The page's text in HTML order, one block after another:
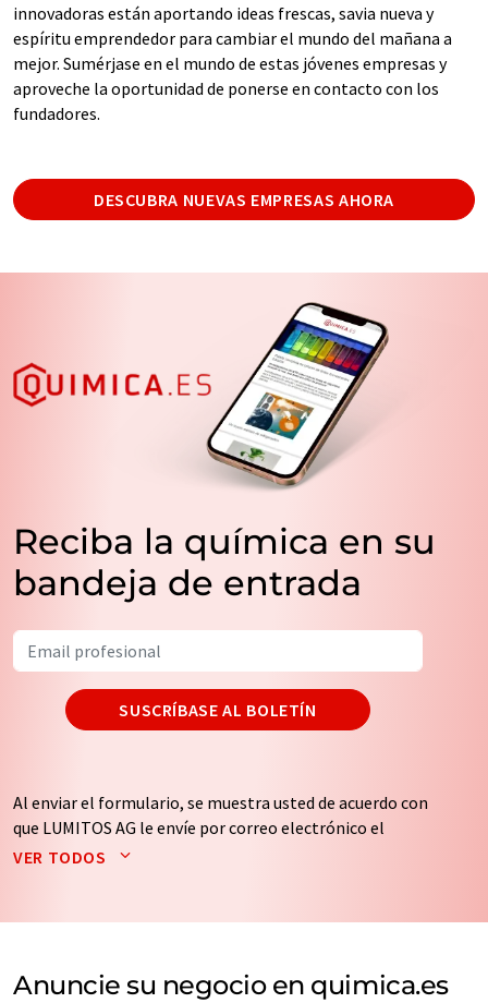
innovadoras están aportando ideas frescas, savia nueva y
espíritu emprendedor para cambiar el mundo del mañana a
mejor. Sumérjase en el mundo de estas jóvenes empresas y
aproveche la oportunidad de ponerse en contacto con los
fundadores.
DESCUBRA NUEVAS EMPRESAS AHORA
Reciba la química en su
bandeja de entrada
SUSCRÍBASE AL BOLETÍN
Al enviar el formulario, se muestra usted de acuerdo con
que LUMITOS AG le envíe por correo electrónico el
boletín o boletines seleccionados anteriormente. Sus
de nuestrapolítica de protección de datos. LUMITOS
electrónico a efectos publicitarios o de investigación de
VER TODOS
Anuncie su negocio en quimica.es